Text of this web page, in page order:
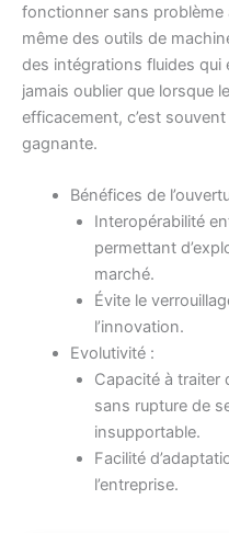
fonctionner sans problème
même des outils de
des intégrations fluides
jamais oublier que lorsque
efficacement, c’est
gagnante.
Bénéfices de
Interopérabilité
permettant
marché.
Évite le
l’innovation.
Evolutivité :
Capacité à traiter
sans rupture de
insupportable.
Facilité
l’entreprise.